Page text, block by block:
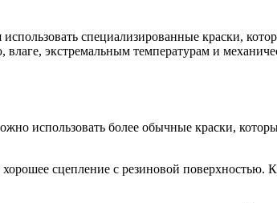
специализированные краски,
экстремальным температурам и
использовать более обычные краски,
сцепление с резиновой поверхностью.